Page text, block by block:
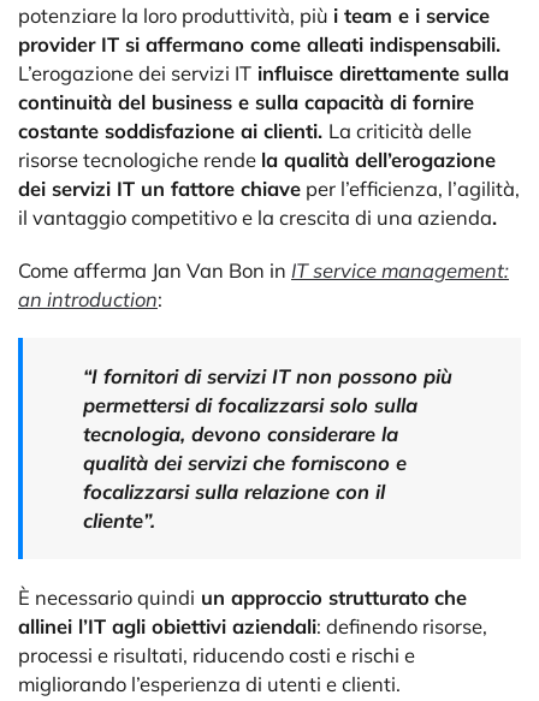
potenziare la loro produttività, più i team e i service
provider IT si affermano come alleati indispensabili.
L’erogazione dei servizi IT influisce direttamente sulla
continuità del business e sulla capacità di fornire
costante soddisfazione ai clienti. La criticità delle
risorse tecnologiche rende la qualità dell’erogazione
dei servizi IT un fattore chiave per l’efficienza, l’agilità,
il vantaggio competitivo e la crescita di una azienda.
Come afferma Jan Van Bon in IT service management:
an introduction:
“I fornitori di servizi IT non possono più
permettersi di focalizzarsi solo sulla
tecnologia, devono considerare la
qualità dei servizi che forniscono e
focalizzarsi sulla relazione con il
cliente”.
È necessario quindi un approccio strutturato che
allinei l’IT agli obiettivi aziendali: definendo risorse,
processi e risultati, riducendo costi e rischi e
migliorando l’esperienza di utenti e clienti.